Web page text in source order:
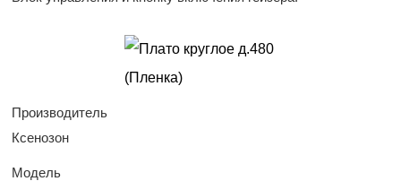
Производитель
Ксенозон
Модель